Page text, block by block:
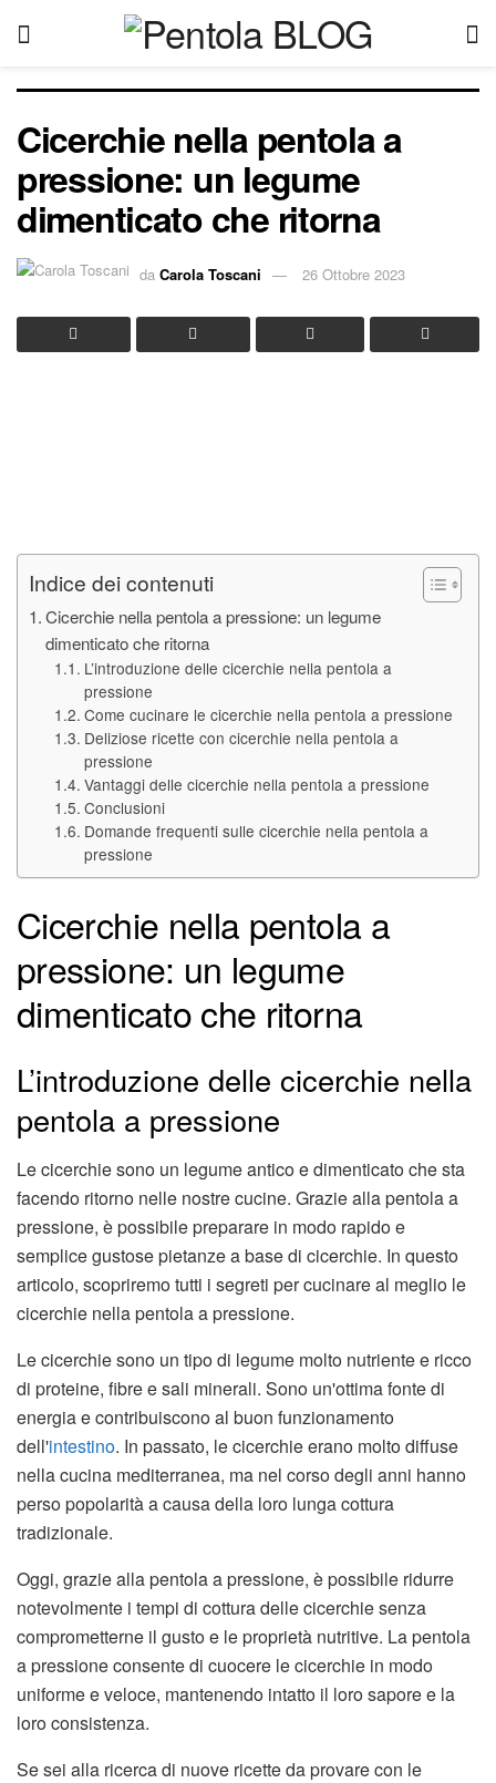
Cicerchie nella pentola a
pressione: un legume
dimenticato che ritorna
da Carola Toscani 26 Ottobre 2023
Indice dei contenuti
Cicerchie nella pentola a pressione: un legume
dimenticato che ritorna
L’introduzione delle cicerchie nella pentola a
pressione
Come cucinare le cicerchie nella pentola a pressione
Deliziose ricette con cicerchie nella pentola a
pressione
Vantaggi delle cicerchie nella pentola a pressione
Conclusioni
Domande frequenti sulle cicerchie nella pentola a
pressione
Cicerchie nella pentola a
pressione: un legume
dimenticato che ritorna
L’introduzione delle cicerchie nella
pentola a pressione
Le cicerchie sono un legume antico e dimenticato che sta
facendo ritorno nelle nostre cucine. Grazie alla pentola a
pressione, è possibile preparare in modo rapido e
semplice gustose pietanze a base di cicerchie. In questo
articolo, scopriremo tutti i segreti per cucinare al meglio le
cicerchie nella pentola a pressione.
Le cicerchie sono un tipo di legume molto nutriente e ricco
di proteine, fibre e sali minerali. Sono un'ottima fonte di
energia e contribuiscono al buon funzionamento
dell'intestino. In passato, le cicerchie erano molto diffuse
nella cucina mediterranea, ma nel corso degli anni hanno
perso popolarità a causa della loro lunga cottura
tradizionale.
Oggi, grazie alla pentola a pressione, è possibile ridurre
notevolmente i tempi di cottura delle cicerchie senza
comprometterne il gusto e le proprietà nutritive. La pentola
a pressione consente di cuocere le cicerchie in modo
uniforme e veloce, mantenendo intatto il loro sapore e la
loro consistenza.
Se sei alla ricerca di nuove ricette da provare con le